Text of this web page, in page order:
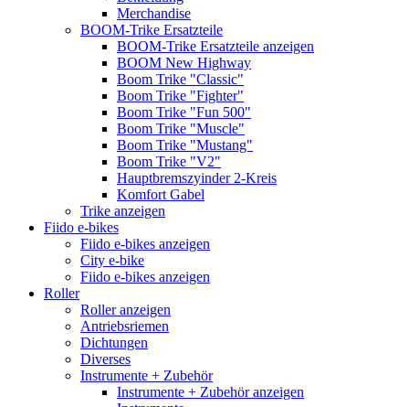
Merchandise
BOOM-Trike Ersatzteile
BOOM-Trike Ersatzteile anzeigen
BOOM New Highway
Boom Trike "Classic"
Boom Trike "Fighter"
Boom Trike "Fun 500"
Boom Trike "Muscle"
Boom Trike "Mustang"
Boom Trike "V2"
Hauptbremszyinder 2-Kreis
Komfort Gabel
Trike anzeigen
Fiido e-bikes
Fiido e-bikes anzeigen
City e-bike
Fiido e-bikes anzeigen
Roller
Roller anzeigen
Antriebsriemen
Dichtungen
Diverses
Instrumente + Zubehör
Instrumente + Zubehör anzeigen